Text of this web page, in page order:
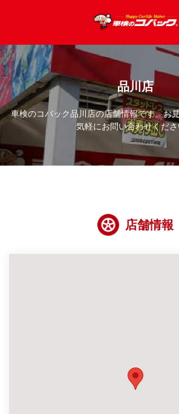
品川店
車検のコバック品川店の店舗情報です。お
気軽にお問い合わせくだ
店舗情報